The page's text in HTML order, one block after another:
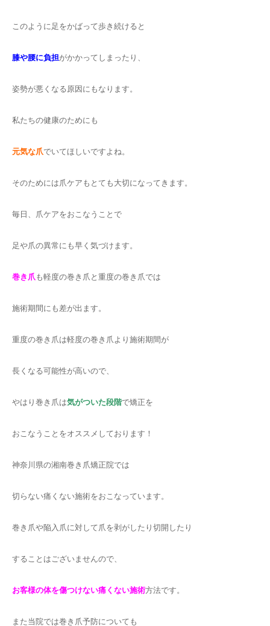
このように足をかばって歩き続けると
膝や腰に負担がかかってしまったり、
姿勢が悪くなる原因にもなります。
私たちの健康のためにも
元気な爪でいてほしいですよね。
そのためには爪ケアもとても大切になってきます。
毎日、爪ケアをおこなうことで
足や爪の異常にも早く気づけます。
巻き爪も軽度の巻き爪と重度の巻き爪では
施術期間にも差が出ます。
重度の巻き爪は軽度の巻き爪より施術期間が
長くなる可能性が高いので、
やはり巻き爪は気がついた段階で矯正を
おこなうことをオススメしております！
神奈川県の湘南巻き爪矯正院では
切らない痛くない施術をおこなっています。
巻き爪や陥入爪に対して爪を剥がしたり切開したり
することはございませんので、
お客様の体を傷つけない痛くない施術方法です。
また当院では巻き爪予防についても